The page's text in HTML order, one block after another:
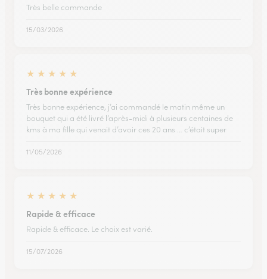
Très belle commande
15/03/2026
★ ★ ★ ★ ★
Très bonne expérience
Très bonne expérience, j’ai commandé le matin même un
bouquet qui a été livré l’après-midi à plusieurs centaines de
kms à ma fille qui venait d’avoir ces 20 ans … c’était super
11/05/2026
★ ★ ★ ★ ★
Rapide & efficace
Rapide & efficace. Le choix est varié.
15/07/2026